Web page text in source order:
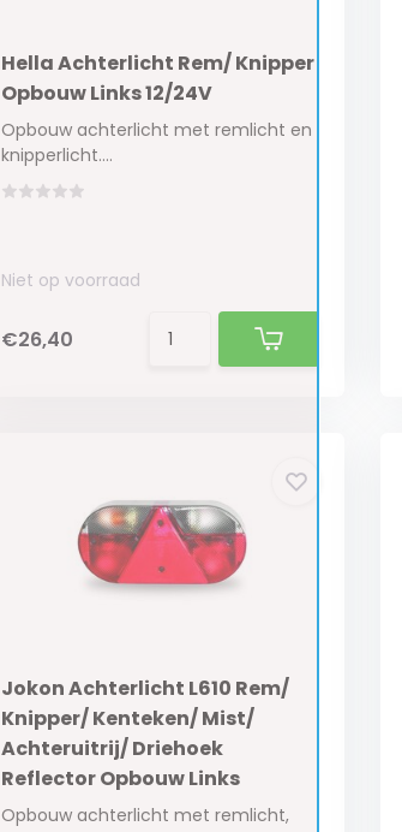
Hella Achterlicht Rem/ Knipper
Opbouw Links 12/24V
Opbouw achterlicht met remlicht en
knipperlicht....
Niet op voorraad
€26,40
Jokon Achterlicht L610 Rem/
Knipper/ Kenteken/ Mist/
Achteruitrij/ Driehoek
Reflector Opbouw Links
Opbouw achterlicht met remlicht,